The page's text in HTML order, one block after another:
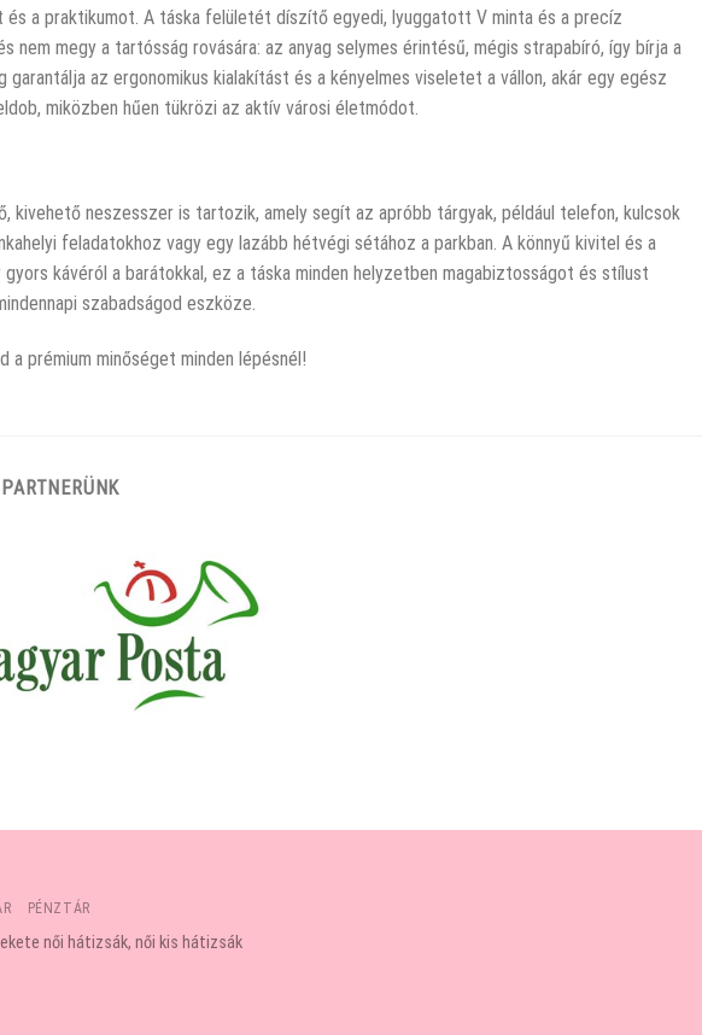
és a praktikumot. A táska felületét díszítő egyedi, lyuggatott V minta és a precíz
megy a tartósság rovására: az anyag selymes érintésű, mégis strapabíró, így bírja a
az ergonomikus kialakítást és a kényelmes viseletet a vállon, akár egy egész
miközben hűen tükrözi az aktív városi életmódot.
neszesszer is tartozik, amely segít az apróbb tárgyak, például telefon, kulcsok
feladatokhoz vagy egy lazább hétvégi sétához a parkban. A könnyű kivitel és a
kávéról a barátokkal, ez a táska minden helyzetben magabiztosságot és stílust
szabadságod eszköze.
prémium minőséget minden lépésnél!
PÉNZTÁR
női hátizsák, női kis hátizsák